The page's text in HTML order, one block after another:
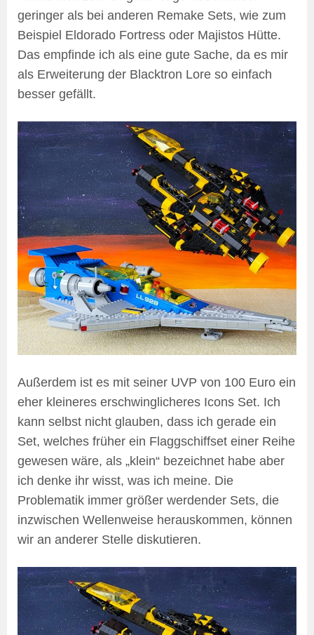
geringer als bei anderen Remake Sets, wie zum
Beispiel Eldorado Fortress oder Majistos Hütte.
Das empfinde ich als eine gute Sache, da es mir
als Erweiterung der Blacktron Lore so einfach
besser gefällt.
Außerdem ist es mit seiner UVP von 100 Euro ein
eher kleineres erschwinglicheres Icons Set. Ich
kann selbst nicht glauben, dass ich gerade ein
Set, welches früher ein Flaggschiffset einer Reihe
gewesen wäre, als „klein“ bezeichnet habe aber
ich denke ihr wisst, was ich meine. Die
Problematik immer größer werdender Sets, die
inzwischen Wellenweise herauskommen, können
wir an anderer Stelle diskutieren.